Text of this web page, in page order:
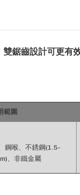
鋸齒設計可更有
範圍
鋼喉、不銹鋼(1.5-
、非鐵金屬